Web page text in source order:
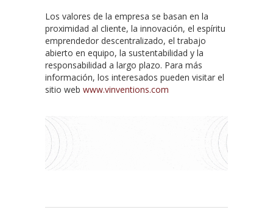
Los valores de la empresa se basan en la
proximidad al cliente, la innovación, el espíritu
emprendedor descentralizado, el trabajo
abierto en equipo, la sustentabilidad y la
responsabilidad a largo plazo. Para más
información, los interesados pueden visitar el
sitio web www.vinventions.com